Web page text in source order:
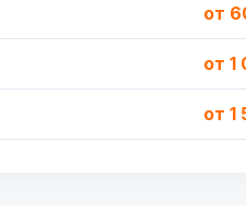
от
от
от 1